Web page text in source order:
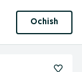
Ochish